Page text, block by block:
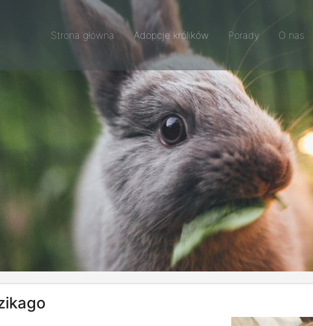
Strona główna Adopcje królików Porady O nas